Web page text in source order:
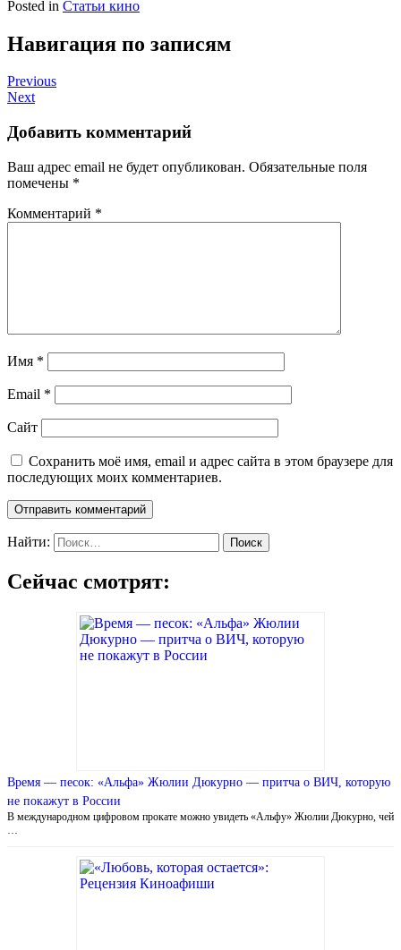
Posted in Статьи кино
Навигация по записям
Previous
Next
Добавить комментарий
Ваш адрес email не будет опубликован. Обязательные поля
помечены *
Комментарий *
Имя *
Email *
Сайт
Сохранить моё имя, email и адрес сайта в этом браузере для
последующих моих комментариев.
Найти:
Сейчас смотрят:
Время — песок: «Альфа» Жюлии Дюкурно — притча о ВИЧ, которую
не покажут в России
В международном цифровом прокате можно увидеть «Альфу» Жюлии Дюкурно, чей